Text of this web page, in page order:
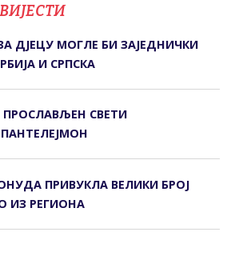
ДЈЕЦУ МОГЛЕ БИ ЗАЈЕДНИЧКИ
И СРПСКА
ПРОСЛАВЉЕН СВЕТИ
ПРИВУКЛА ВЕЛИКИ БРОЈ
ИЗ РЕГИОНА